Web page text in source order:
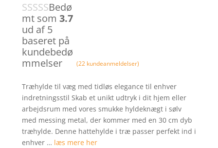
Bedø
mt som 3.7
ud af 5
baseret på
kundebedø
mmelser
(22kundeanmeldelser)
Træhylde til væg med tidløs elegance til enhver
indretningsstil Skab et unikt udtryk i dit hjem eller
arbejdsrum med vores smukke hyldeknægt i sølv
med messing metal, der kommer med en 30 cm dyb
træhylde. Denne hattehylde i træ passer perfekt ind i
enhver … læs mere her